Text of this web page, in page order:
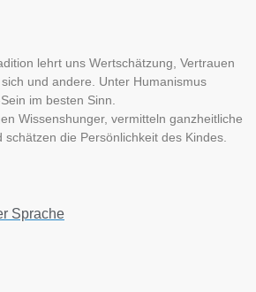
lehrt uns Wertschätzung, Vertrauen
und andere. Unter Humanismus
im besten Sinn.
Wissenshunger, vermitteln ganzheitliche
die Persönlichkeit des Kindes.
Sprache